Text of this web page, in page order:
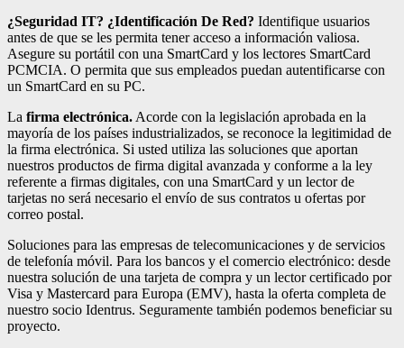
¿Seguridad IT? ¿Identificación De Red? Identifique usuarios
antes de que se les permita tener acceso a información valiosa.
Asegure su portátil con una SmartCard y los lectores SmartCard
PCMCIA. O permita que sus empleados puedan autentificarse con
un SmartCard en su PC.
La firma electrónica. Acorde con la legislación aprobada en la
mayoría de los países industrializados, se reconoce la legitimidad de
la firma electrónica. Si usted utiliza las soluciones que aportan
nuestros productos de firma digital avanzada y conforme a la ley
referente a firmas digitales, con una SmartCard y un lector de
tarjetas no será necesario el envío de sus contratos u ofertas por
correo postal.
Soluciones para las empresas de telecomunicaciones y de servicios
de telefonía móvil. Para los bancos y el comercio electrónico: desde
nuestra solución de una tarjeta de compra y un lector certificado por
Visa y Mastercard para Europa (EMV), hasta la oferta completa de
nuestro socio Identrus. Seguramente también podemos beneficiar su
proyecto.